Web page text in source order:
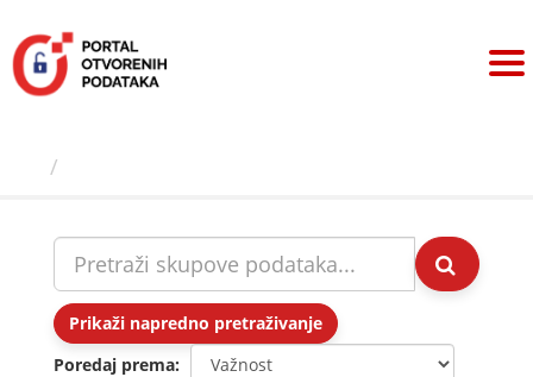
sadržaj
Prikaži napredno pretraživanje
Poredaj prema